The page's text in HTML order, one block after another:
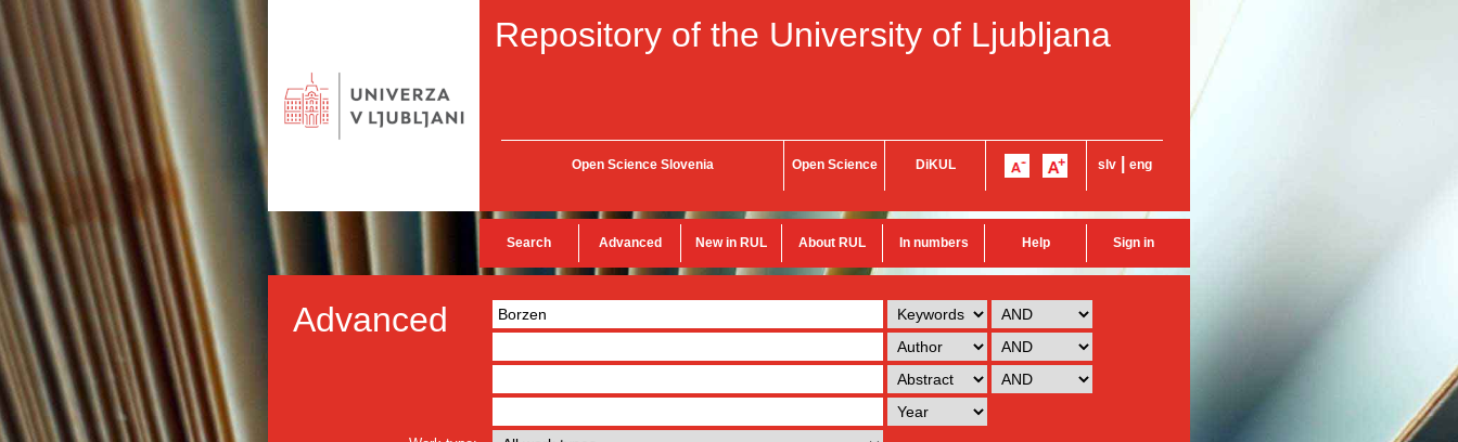
Repository of the University of Ljubljana
Open Science Slovenia Open Science DiKUL slv eng
Search Advanced New in RUL About RUL In numbers Help Sign in
Advanced